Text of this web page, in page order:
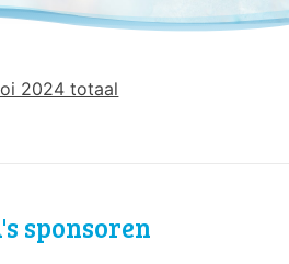
2024 totaal
sponsoren